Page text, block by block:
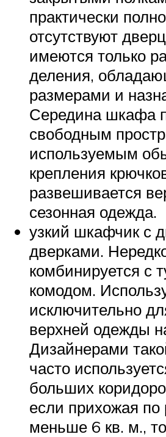
практически
отсутствуют
имеются только
деления,
размерами и
Середина шкафа
свободным
используемым
крепления
развешивается
сезонная одежда.
узкий шкафчик с
дверками.
комбинируется с
комодом.
исключительно
верхней одежды
Дизайнерами
часто
больших
если прихожая по
меньше 6 кв. м.,